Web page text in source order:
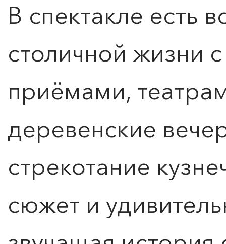
В спектакле есть
столичной жизни
приёмами,
деревенские
стрекотание
сюжет и